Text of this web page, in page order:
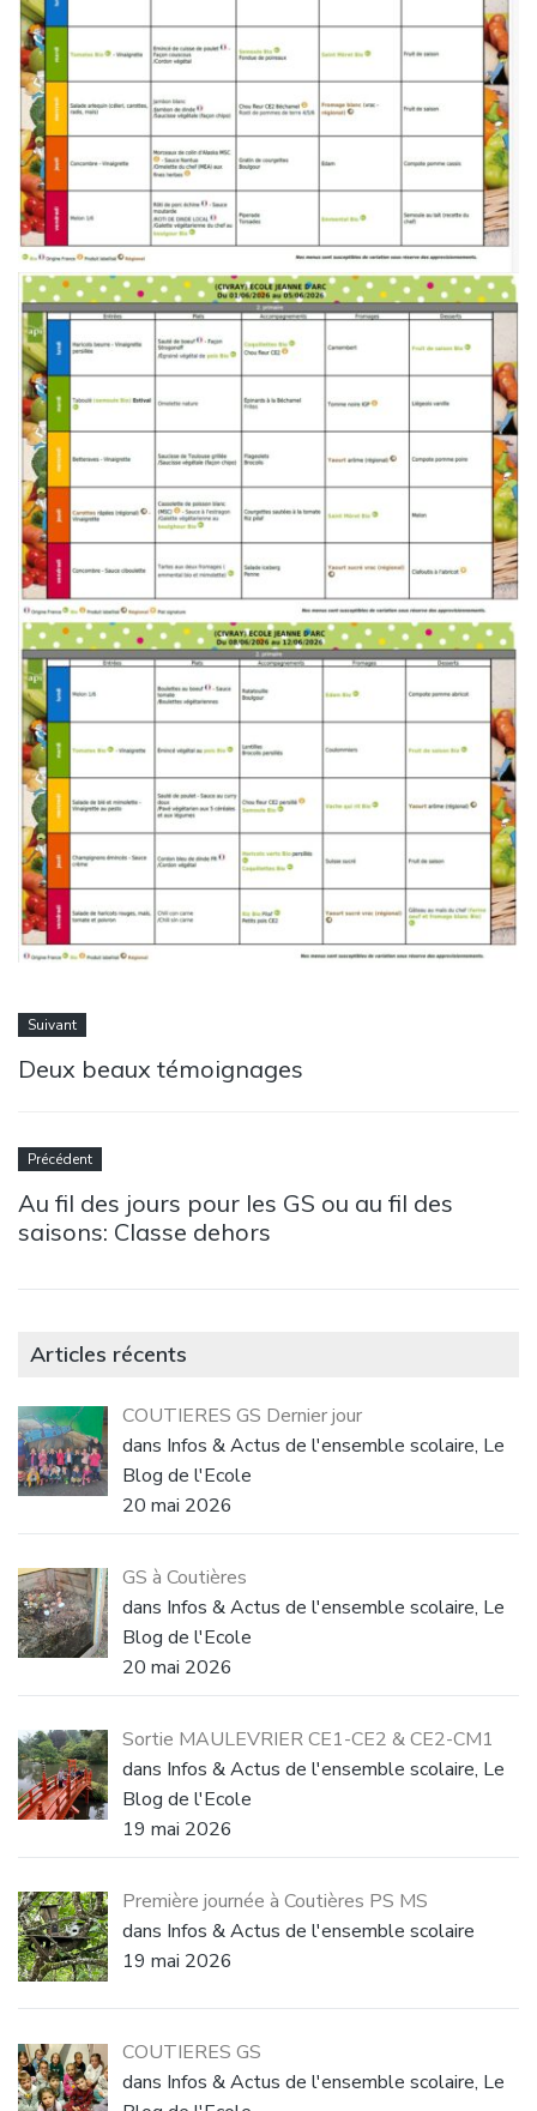
Suivant
Deux beaux témoignages
Précédent
Au fil des jours pour les GS ou au fil des
saisons: Classe dehors
Articles récents
COUTIERES GS Dernier jour
dans Infos & Actus de l'ensemble scolaire, Le
Blog de l'Ecole
20 mai 2026
GS à Coutières
dans Infos & Actus de l'ensemble scolaire, Le
Blog de l'Ecole
20 mai 2026
Sortie MAULEVRIER CE1-CE2 & CE2-CM1
dans Infos & Actus de l'ensemble scolaire, Le
Blog de l'Ecole
19 mai 2026
Première journée à Coutières PS MS
dans Infos & Actus de l'ensemble scolaire
19 mai 2026
COUTIERES GS
dans Infos & Actus de l'ensemble scolaire, Le